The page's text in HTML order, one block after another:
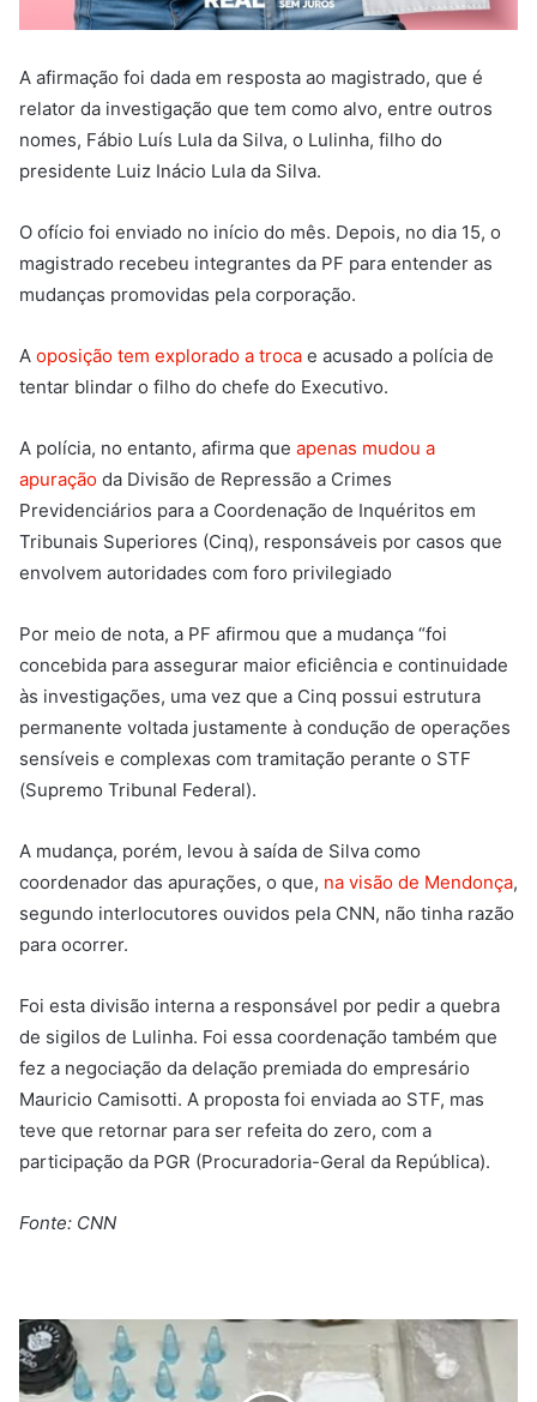
A afirmação foi dada em resposta ao magistrado, que é
relator da investigação que tem como alvo, entre outros
nomes, Fábio Luís Lula da Silva, o Lulinha, filho do
presidente Luiz Inácio Lula da Silva.
O ofício foi enviado no início do mês. Depois, no dia 15, o
magistrado recebeu integrantes da PF para entender as
mudanças promovidas pela corporação.
A oposição tem explorado a troca e acusado a polícia de
tentar blindar o filho do chefe do Executivo.
A polícia, no entanto, afirma que apenas mudou a
apuração da Divisão de Repressão a Crimes
Previdenciários para a Coordenação de Inquéritos em
Tribunais Superiores (Cinq), responsáveis por casos que
envolvem autoridades com foro privilegiado
Por meio de nota, a PF afirmou que a mudança “foi
concebida para assegurar maior eficiência e continuidade
às investigações, uma vez que a Cinq possui estrutura
permanente voltada justamente à condução de operações
sensíveis e complexas com tramitação perante o STF
(Supremo Tribunal Federal).
A mudança, porém, levou à saída de Silva como
coordenador das apurações, o que, na visão de Mendonça,
segundo interlocutores ouvidos pela CNN, não tinha razão
para ocorrer.
Foi esta divisão interna a responsável por pedir a quebra
de sigilos de Lulinha. Foi essa coordenação também que
fez a negociação da delação premiada do empresário
Mauricio Camisotti. A proposta foi enviada ao STF, mas
teve que retornar para ser refeita do zero, com a
participação da PGR (Procuradoria-Geral da República).
Fonte: CNN